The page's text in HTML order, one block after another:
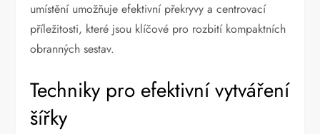
umístění umožňuje efektivní překryvy a centrovací
příležitosti, které jsou klíčové pro rozbití kompaktních
obranných sestav.
Techniky pro efektivní vytváření
šířky